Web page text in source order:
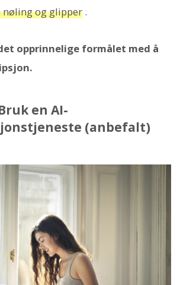
nøling og glipper .
opprinnelige formålet med å
en AI-
(anbefalt)